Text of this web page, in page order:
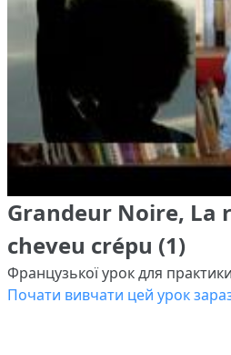
Grandeur Noire, La
cheveu crépu (1)
Французької урок для
Почати вивчати цей урок